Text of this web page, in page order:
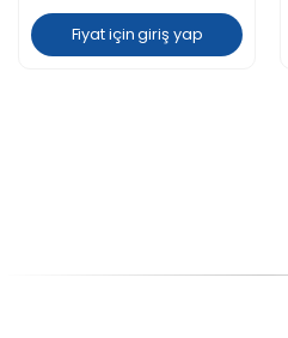
Fiyat için giriş yap